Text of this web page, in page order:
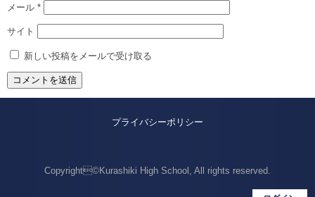
メール *
サイト
新しい投稿をメールで受け取る
プライバシーポリシー
Copyright©Kurashiki High School, All rights reserved.